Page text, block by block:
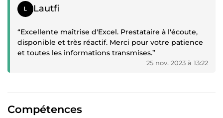
Témoignage positif
Lautfi
“Excellente maîtrise d'Excel. Prestataire à l'écoute,
disponible et très réactif. Merci pour votre patience
et toutes les informations transmises.”
25 nov. 2023 à 13:22
Compétences